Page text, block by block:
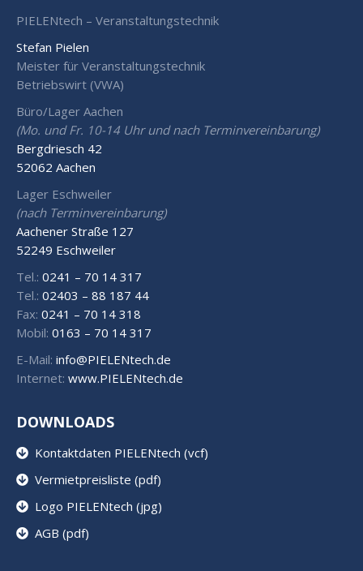
PIELENtech – Veranstaltungstechnik
Stefan Pielen
Meister für Veranstaltungstechnik
Betriebswirt (VWA)
Büro/Lager Aachen
(Mo. und Fr. 10-14 Uhr und nach Terminvereinbarung)
Bergdriesch 42
52062 Aachen
Lager Eschweiler
(nach Terminvereinbarung)
Aachener Straße 127
52249 Eschweiler
Tel.: 0241 – 70 14 317
Tel.: 02403 – 88 187 44
Fax: 0241 – 70 14 318
Mobil: 0163 – 70 14 317
E-Mail: info@PIELENtech.de
Internet: www.PIELENtech.de
DOWNLOADS
Kontaktdaten PIELENtech (vcf)
Vermietpreisliste (pdf)
Logo PIELENtech (jpg)
AGB (pdf)